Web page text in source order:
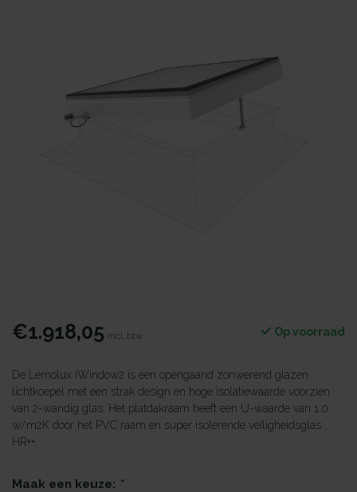
€1.918,05 Incl. btw Op voorraad
De Lemolux iWindow2 is een opengaand zonwerend glazen
lichtkoepel met een strak design en hoge isolatiewaarde voorzien
van 2-wandig glas. Het platdakraam heeft een U-waarde van 1.0
w/m2K door het PVC raam en super isolerende veiligheidsglas
HR++.
Maak een keuze: *